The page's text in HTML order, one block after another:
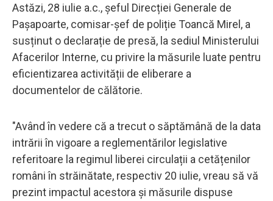
Astăzi, 28 iulie a.c., șeful Direcției Generale de
Pașapoarte, comisar-șef de poliție Toancă Mirel, a
susținut o declarație de presă, la sediul Ministerului
Afacerilor Interne, cu privire la măsurile luate pentru
eficientizarea activității de eliberare a
documentelor de călătorie.
"Având în vedere că a trecut o săptămână de la data
intrării în vigoare a reglementărilor legislative
referitoare la regimul liberei circulații a cetățenilor
români în străinătate, respectiv 20 iulie, vreau să vă
prezint impactul acestora și măsurile dispuse